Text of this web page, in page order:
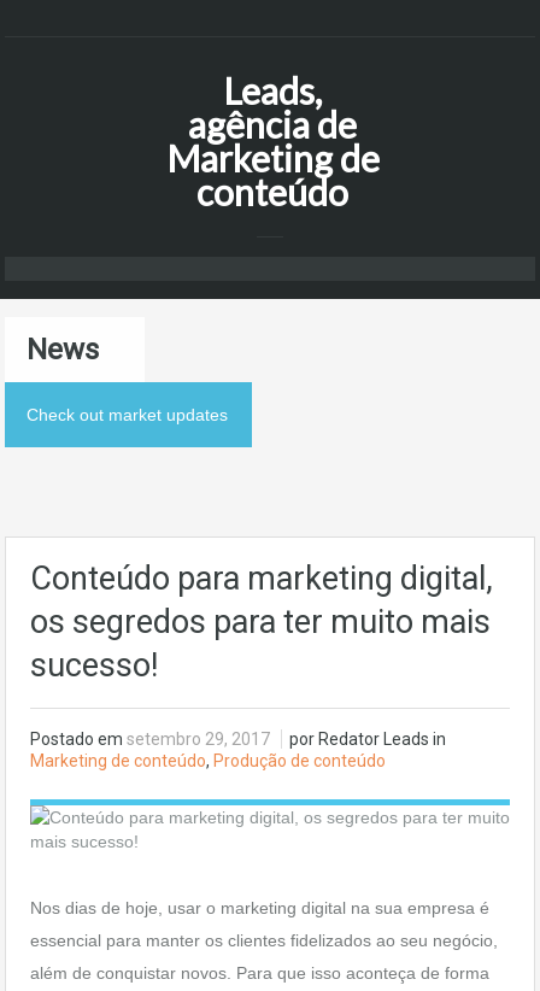
Leads,
agência de
Marketing de
conteúdo
News
Check out market updates
Conteúdo para marketing digital,
os segredos para ter muito mais
sucesso!
Postado em setembro 29, 2017
por Redator Leads in
Marketing de conteúdo, Produção de conteúdo
Nos dias de hoje, usar o marketing digital na sua empresa é
essencial para manter os clientes fidelizados ao seu negócio,
além de conquistar novos. Para que isso aconteça de forma